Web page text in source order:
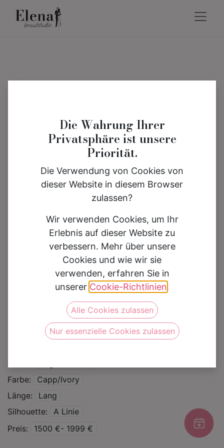
Brautkleid 1035
Auf die Wunschliste
Farbe
Capp/Ivory
Länge
Lang
Silhouette
A Linie
Preis
1500 €- 1999 €
Die Wahrung Ihrer
Privatsphäre ist unsere
Priorität.
Die Verwendung von Cookies von
dieser Website in diesem Browser
zulassen?
Wir verwenden Cookies, um Ihr
Erlebnis auf dieser Website zu
verbessern. Mehr über unsere
Cookies und wie wir sie
verwenden, erfahren Sie in
unserer Cookie-Richtlinien.
Alle Cookies zulassen
Nur essenzielle Cookies zulassen